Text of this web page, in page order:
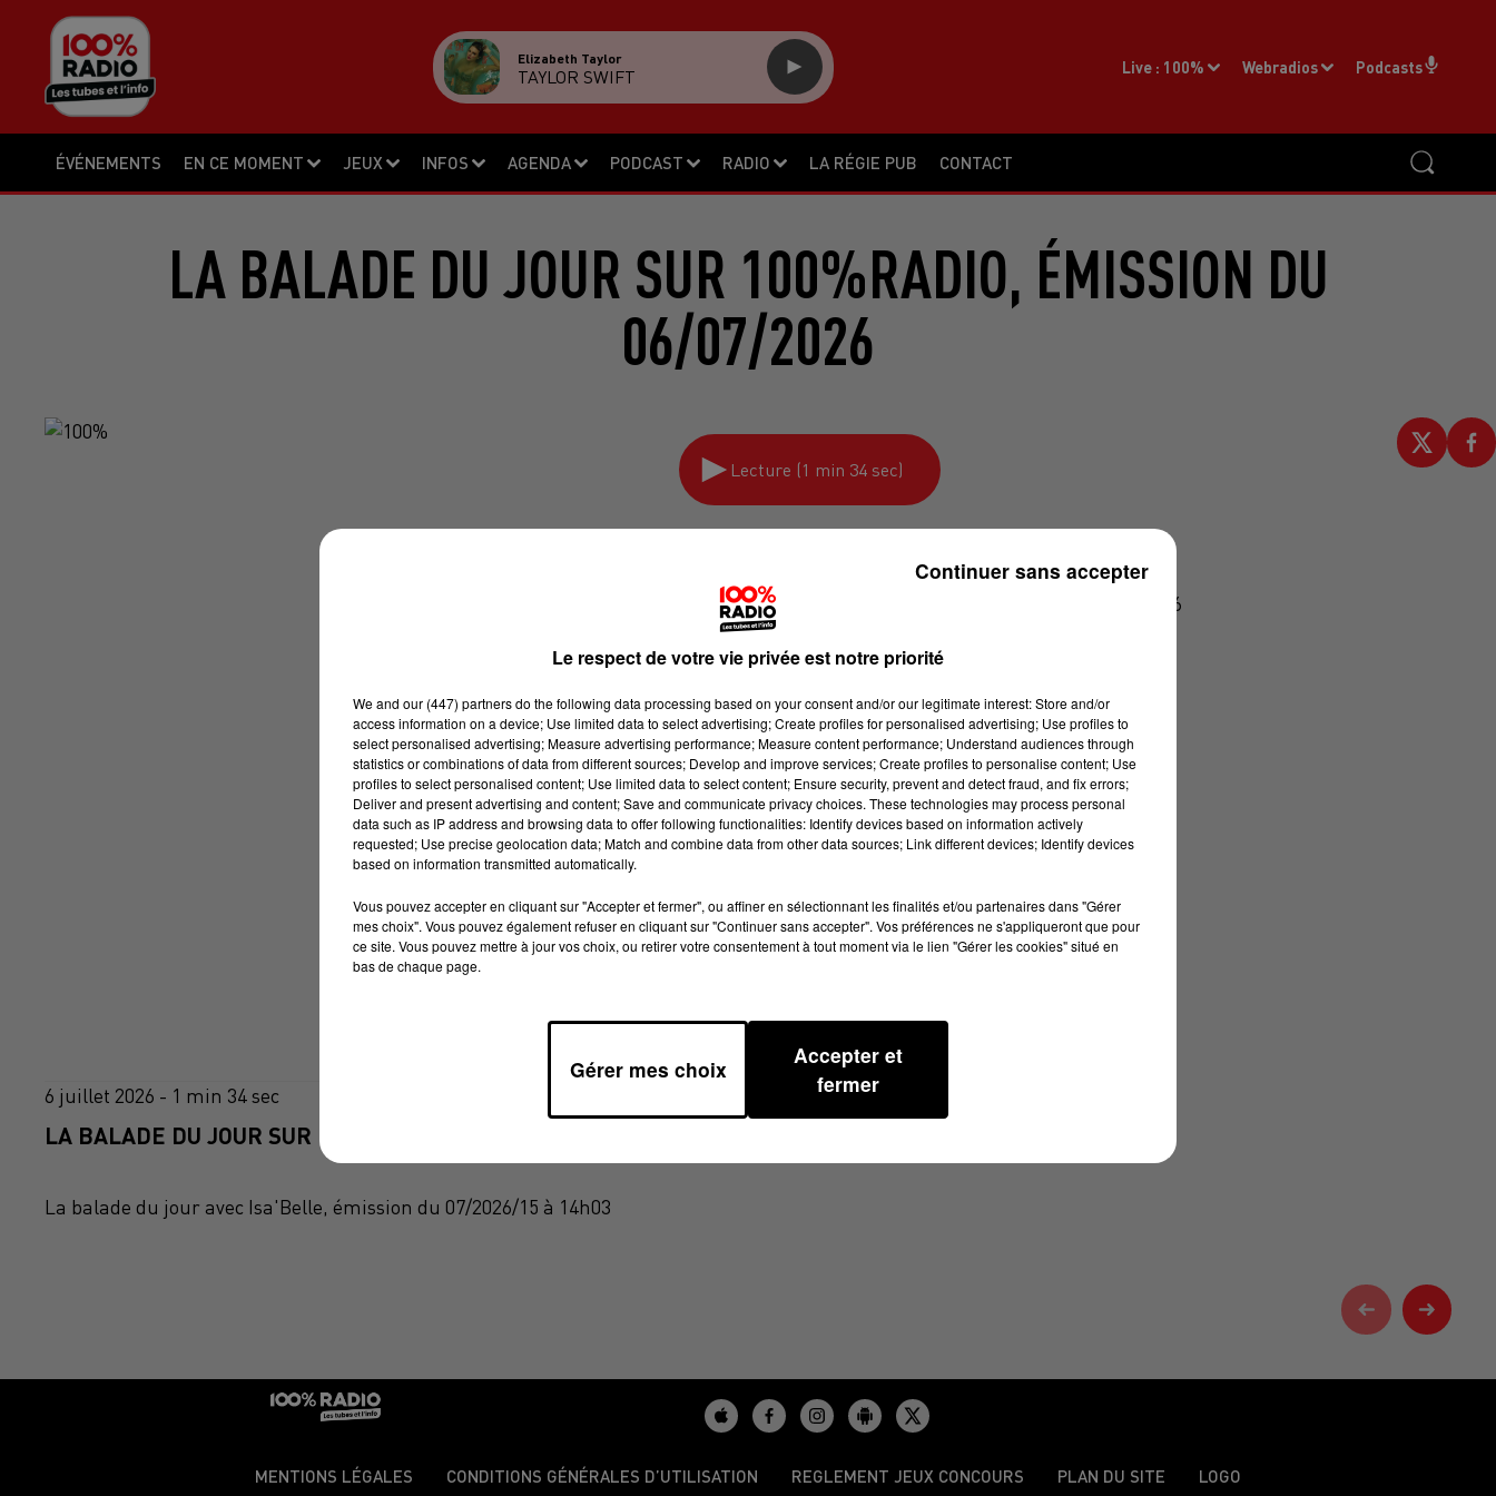
ÉVÉNEMENTS EN CE MOMENT JEUX INFOS AGENDA PODCAST RADIO LA RÉGIE PUB CONTACT
Live : 100% Webradios Podcasts
Elizabeth Taylor
TAYLOR SWIFT
LA BALADE DU JOUR SUR 100%RADIO, ÉMISSION DU
06/07/2026
Lecture (1 min 34 sec)
La balade du jour sur 100%radio, émission du 06/07/2026
6 juillet 2026 - 1 min 34 sec
LA BALADE DU JOUR SUR 100%RADIO, ÉMISSION DU 06/07/2026
La balade du jour avec Isa'Belle, émission du 07/2026/15 à 14h03
MENTIONS LÉGALES CONDITIONS GÉNÉRALES D’UTILISATION REGLEMENT JEUX CONCOURS PLAN DU SITE LOGO
Le respect de votre vie privée est notre priorité
We and our (447) partnersdo the following data processing based on your consent and/or our legitimate interest: Store and/or
access information on a device; Use limited data to select advertising; Create profiles for personalised advertising; Use profiles to
select personalised advertising; Measure advertising performance; Measure content performance; Understand audiences through
statistics or combinations of data from different sources; Develop and improve services; Create profiles to personalise content; Use
profiles to select personalised content; Use limited data to select content; Ensure security, prevent and detect fraud, and fix errors;
Deliver and present advertising and content; Save and communicate privacy choices. These technologies may process personal
data such as IP address and browsing data to offer following functionalities: Identify devices based on information actively
requested; Use precise geolocation data; Match and combine data from other data sources; Link different devices; Identify devices
based on information transmitted automatically.
Vous pouvez accepter en cliquant sur "Accepter et fermer", ou affiner en sélectionnant les finalités et/ou partenaires dans "Gérer
mes choix". Vous pouvez également refuser en cliquant sur "Continuer sans accepter". Vos préférences ne s'appliqueront que pour
ce site. Vous pouvez mettre à jour vos choix, ou retirer votre consentement à tout moment via le lien "Gérer les cookies" situé en
bas de chaque page.
Gérer mes choix
Accepter et
fermer
Continuer sans accepter